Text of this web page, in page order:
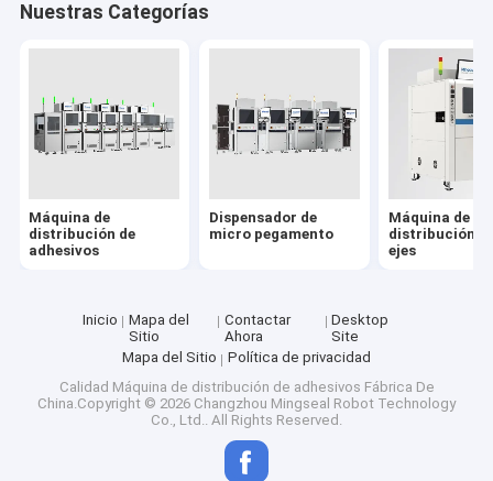
Nuestras Categorías
Máquina de
distribución de
adhesivos
Dispensador de
micro pegamento
Máquina de
distribución
ejes
Inicio
Mapa del
Sitio
Contactar
Ahora
Desktop
Site
Mapa del Sitio
Política de privacidad
Calidad Máquina de distribución de adhesivos Fábrica De
China.Copyright © 2026 Changzhou Mingseal Robot Technology
Co., Ltd.. All Rights Reserved.